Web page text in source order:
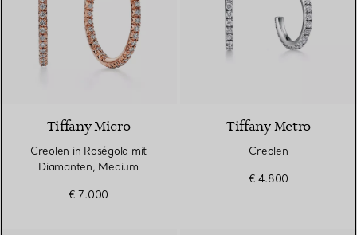
Tiffany Micro
Creolen in Roségold mit
Diamanten, Medium
€ 7.000
Tiffany Metro
Creolen
€ 4.800